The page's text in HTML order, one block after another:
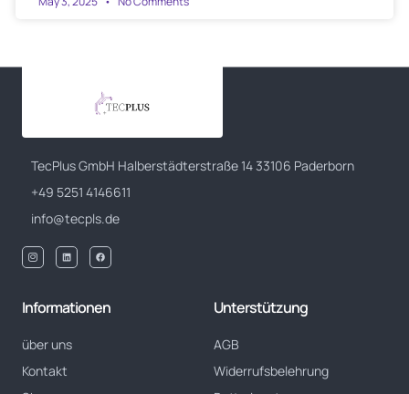
TecPlus GmbH Halberstädterstraße 14 33106 Paderborn
+49 5251 4146611
info@tecpls.de
Informationen
über uns
Kontakt
Unterstützung
AGB
Widerrufsbelehrung